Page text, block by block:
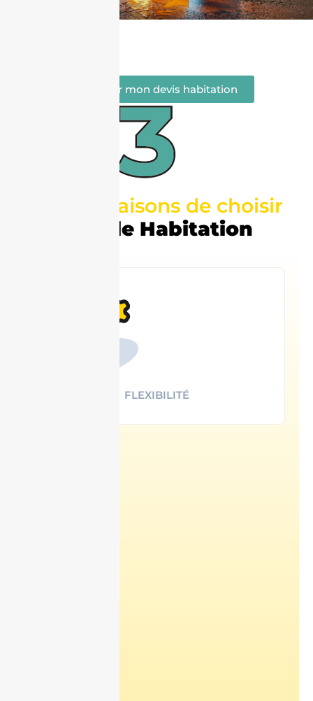
Recevoir mon devis habitation
bonnes raisons de choisir
Abeille Habitation
FLEXIBILITÉ